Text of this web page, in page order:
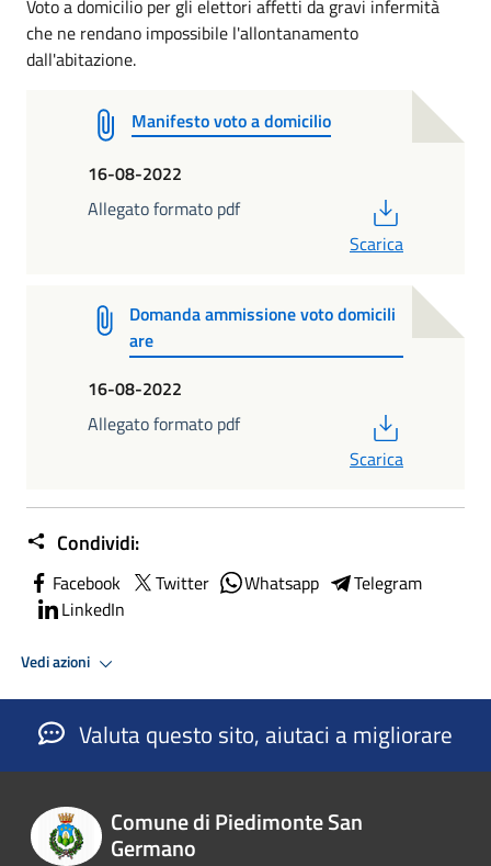
Voto a domicilio per gli elettori affetti da gravi infermità
che ne rendano impossibile l'allontanamento
dall'abitazione.
Manifesto voto a domicilio
16-08-2022
Allegato formato pdf
Scarica
Domanda ammissione voto domicili
are
16-08-2022
Allegato formato pdf
Scarica
Condividi:
Facebook Twitter Whatsapp
Telegram
LinkedIn
Vedi azioni
Valuta questo sito, aiutaci a migliorare
Comune di Piedimonte San
Germano